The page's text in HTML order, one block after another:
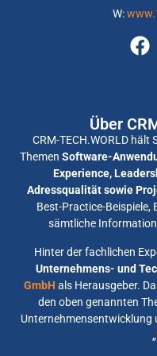
W:
Über
CRM-TECH.WORLD hält
Themen Software-
Experience,
Adressqualität sowie
Best-Practice-Beispiele,
sämtliche
Hinter der fachlichen
Unternehmens- und
GmbH als Herausgeber.
den oben genannten
Unternehmensentwicklung
„